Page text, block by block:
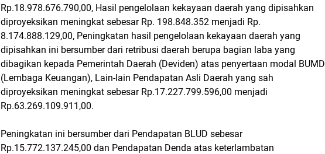
Rp.18.978.676.790,00, Hasil pengelolaan kekayaan daerah yang dipisahkan
diproyeksikan meningkat sebesar Rp. 198.848.352 menjadi Rp.
8.174.888.129,00, Peningkatan hasil pengelolaan kekayaan daerah yang
dipisahkan ini bersumber dari retribusi daerah berupa bagian laba yang
dibagikan kepada Pemerintah Daerah (Deviden) atas penyertaan modal BUMD
(Lembaga Keuangan), Lain-lain Pendapatan Asli Daerah yang sah
diproyeksikan meningkat sebesar Rp.17.227.799.596,00 menjadi
Rp.63.269.109.911,00.
Peningkatan ini bersumber dari Pendapatan BLUD sebesar
Rp.15.772.137.245,00 dan Pendapatan Denda atas keterlambatan